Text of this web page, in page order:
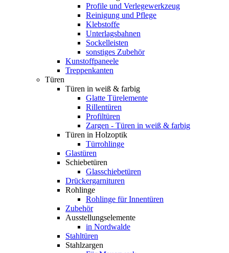
Profile und Verlegewerkzeug
Reinigung und Pflege
Klebstoffe
Unterlagsbahnen
Sockelleisten
sonstiges Zubehör
Kunstoffpaneele
Treppenkanten
Türen
Türen in weiß & farbig
Glatte Türelemente
Rillentüren
Profiltüren
Zargen - Türen in weiß & farbig
Türen in Holzoptik
Türrohlinge
Glastüren
Schiebetüren
Glasschiebetüren
Drückergarnituren
Rohlinge
Rohlinge für Innentüren
Zubehör
Ausstellungselemente
in Nordwalde
Stahltüren
Stahlzargen